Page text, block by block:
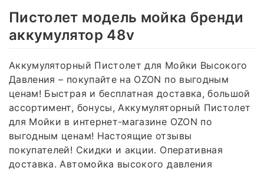
Пистолет модель мойка бренди
аккумулятор 48v
Аккумуляторный Пистолет для Мойки Высокого
Давления – покупайте на OZON по выгодным
ценам! Быстрая и бесплатная доставка, большой
ассортимент, бонусы, Аккумуляторный Пистолет
для Мойки в интернет-магазине OZON по
выгодным ценам! Настоящие отзывы
покупателей! Скидки и акции. Оперативная
доставка. Автомойка высокого давления